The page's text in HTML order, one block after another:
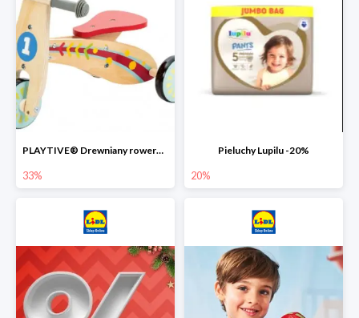
PLAYTIVE® Drewniany rowerek biegowy -33%
33%
Pieluchy Lupilu -20%
20%